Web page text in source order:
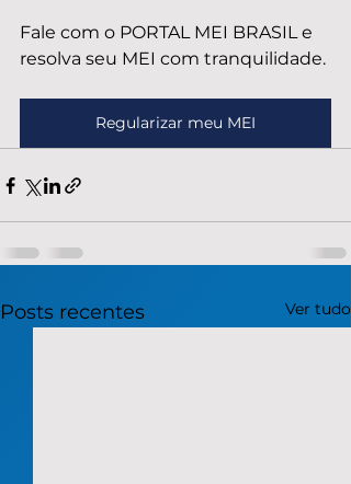
Fale com o PORTAL MEI BRASIL e
resolva seu MEI com tranquilidade.
Regularizar meu MEI
Posts recentes Ver tudo